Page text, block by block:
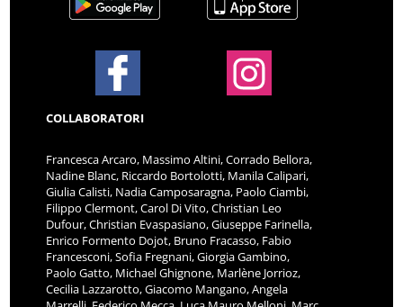
COLLABORATORI
Francesca Arcaro, Massimo Altini, Corrado Bellora,
Nadine Blanc, Riccardo Bortolotti, Manila Calipari,
Giulia Calisti, Nadia Camposaragna, Paolo Ciambi,
Filippo Clermont, Carol Di Vito, Christian Leo
Dufour, Christian Evaspasiano, Giuseppe Farinella,
Enrico Formento Dojot, Bruno Fracasso, Fabio
Francesconi, Sofia Fregnani, Giorgia Gambino,
Paolo Gatto, Michael Ghignone, Marlène Jorrioz,
Cecilia Lazzarotto, Giacomo Mangano, Angela